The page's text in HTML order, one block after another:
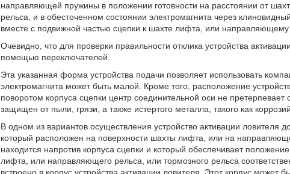
направляющей пружины в положении готовности на расстоянии от
рельса, и в обесточенном состоянии электромагнита через
вместе с подвижной частью сцепки к шахте лифта, или направляющему
Очевидно, что для проверки правильности отклика устройства
помощью переключателей.
Эта указанная форма устройства подачи позволяет использовать
электромагнита может быть малой. Кроме того, расположение
поворотом корпуса сцепки центр соединительной оси не
защищен от пыли, грязи, а также истертого металла, такого как
В одном из вариантов осуществления устройство активации ловителя
который расположен на поверхности шахты лифта, или на
находится напротив корпуса сцепки и который обеспечивает
лифта, или направляющего рельса, или тормозного рельса